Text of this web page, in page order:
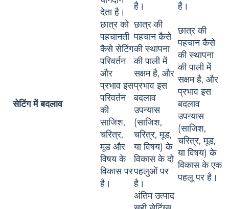
देता है।
है।
है।
सेटिंग में बदलाव
छात्र को
पहचानती
कैसे सेटिंग
परिवर्तन
और
प्रभाव इस
परिवर्तन
की
साजिश,
चरित्र,
मूड और
विषय के
विकास पर
है।
छात्र की
पहचान कैसे
की स्थापना
की पाली में
सक्षम है, और
प्रभाव इस
बदलाव
उपन्यास
(साजिश,
चरित्र, मूड,
या विषय) के
विकास के दो
पहलुओं पर
है।
छात्र की
पहचान कैसे
की स्थापना
की पाली में
सक्षम है, और
प्रभाव इस
बदलाव
उपन्यास
(साजिश,
चरित्र, मूड,
या विषय) के
विकास के एक
पहलू पर है।
अंतिम उत्पाद